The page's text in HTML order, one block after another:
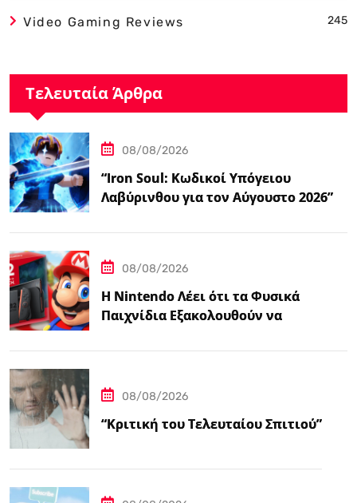
Video Gaming Reviews 245
Τελευταία Άρθρα
08/08/2026
“Iron Soul: Κωδικοί Υπόγειου
Λαβύρινθου για τον Αύγουστο 2026”
08/08/2026
Η Nintendo Λέει ότι τα Φυσικά
Παιχνίδια Εξακολουθούν να
08/08/2026
“Κριτική του Τελευταίου Σπιτιού”